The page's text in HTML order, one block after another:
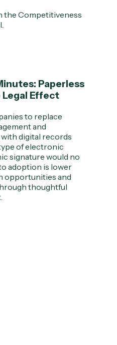
the Competitiveness
Paperless
Effect
to replace
and
digital records
of electronic
signature would no
adoption is lower
opportunities and
thoughtful